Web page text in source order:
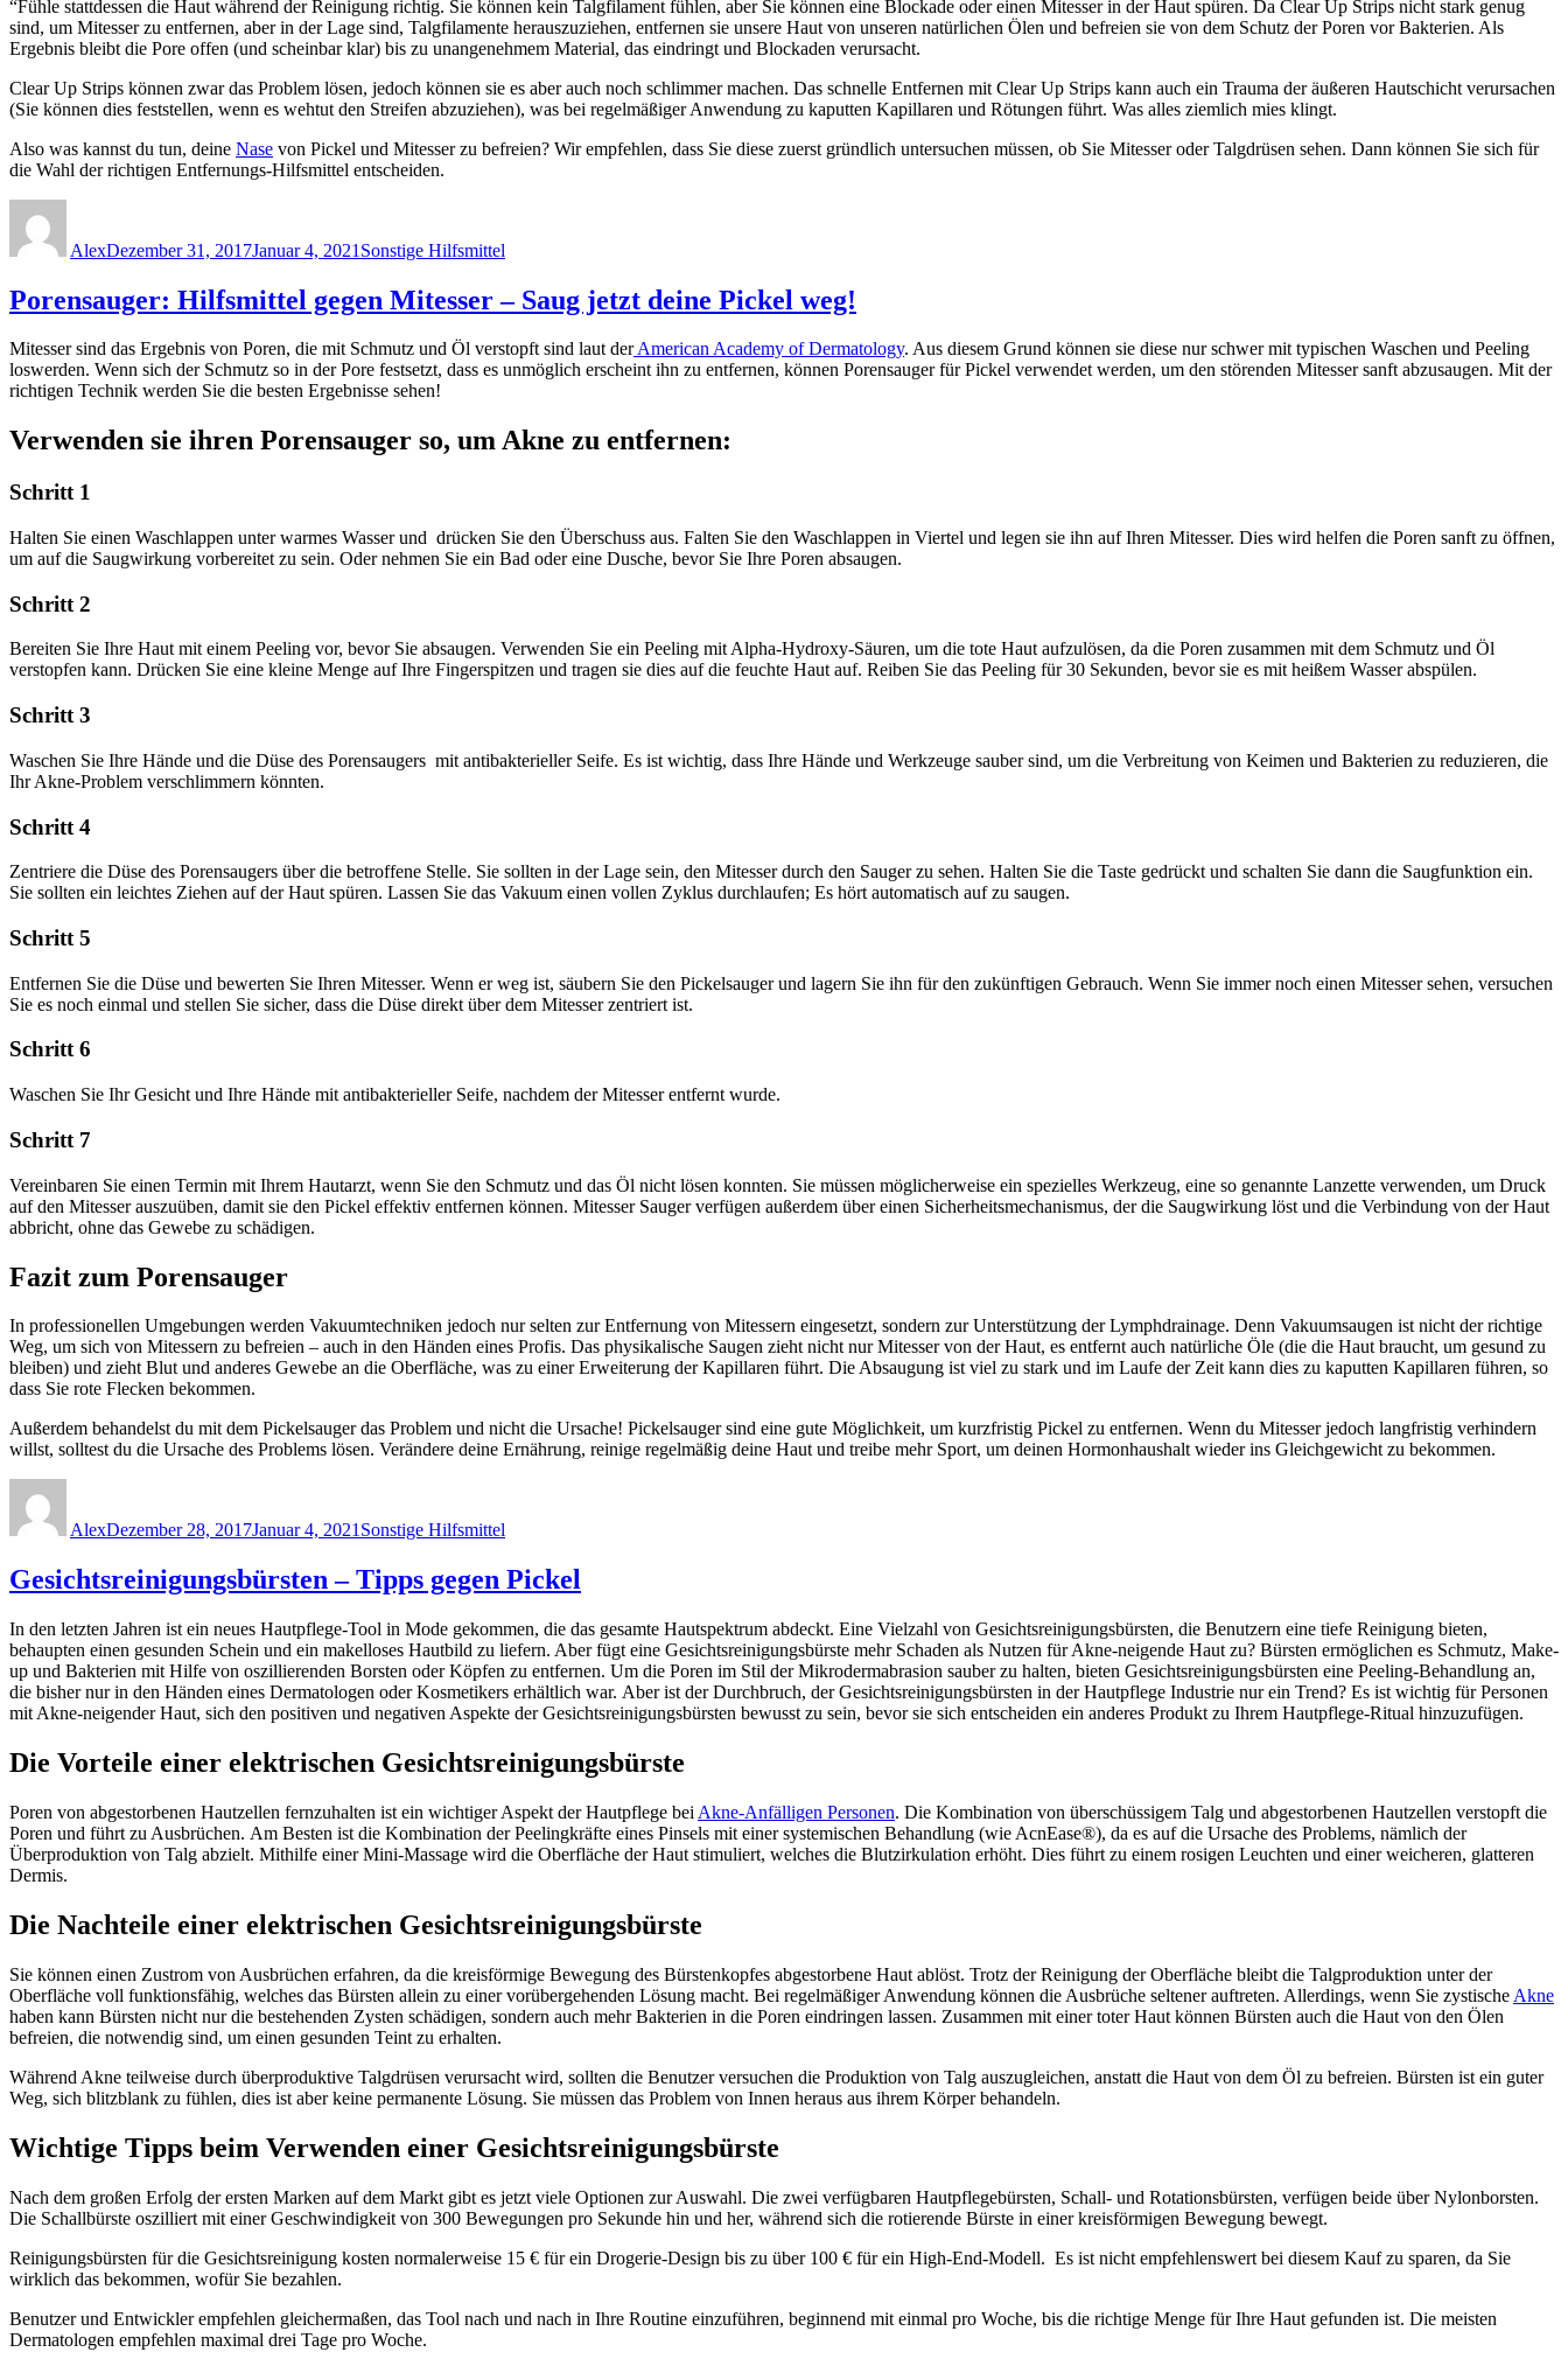
“Fühle stattdessen die Haut während der Reinigung richtig. Sie können kein Talgfilament fühlen, aber Sie können eine Blockade oder einen Mitesser in der Haut spüren. Da Clear Up Strips nicht stark genug
sind, um Mitesser zu entfernen, aber in der Lage sind, Talgfilamente herauszuziehen, entfernen sie unsere Haut von unseren natürlichen Ölen und befreien sie von dem Schutz der Poren vor Bakterien. Als
Ergebnis bleibt die Pore offen (und scheinbar klar) bis zu unangenehmem Material, das eindringt und Blockaden verursacht.
Clear Up Strips können zwar das Problem lösen, jedoch können sie es aber auch noch schlimmer machen. Das schnelle Entfernen mit Clear Up Strips kann auch ein Trauma der äußeren Hautschicht verursachen
(Sie können dies feststellen, wenn es wehtut den Streifen abzuziehen), was bei regelmäßiger Anwendung zu kaputten Kapillaren und Rötungen führt. Was alles ziemlich mies klingt.
Also was kannst du tun, deine Nase von Pickel und Mitesser zu befreien? Wir empfehlen, dass Sie diese zuerst gründlich untersuchen müssen, ob Sie Mitesser oder Talgdrüsen sehen. Dann können Sie sich für
die Wahl der richtigen Entfernungs-Hilfsmittel entscheiden.
AlexDezember 31, 2017Januar 4, 2021 Sonstige Hilfsmittel
Porensauger: Hilfsmittel gegen Mitesser – Saug jetzt deine Pickel weg!
Mitesser sind das Ergebnis von Poren, die mit Schmutz und Öl verstopft sind laut derAmerican Academy of Dermatology. Aus diesem Grund können sie diese nur schwer mit typischen Waschen und Peeling
loswerden. Wenn sich der Schmutz so in der Pore festsetzt, dass es unmöglich erscheint ihn zu entfernen, können Porensauger für Pickel verwendet werden, um den störenden Mitesser sanft abzusaugen. Mit der
richtigen Technik werden Sie die besten Ergebnisse sehen!
Verwenden sie ihren Porensauger so, um Akne zu entfernen:
Schritt 1
Halten Sie einen Waschlappen unter warmes Wasser und drücken Sie den Überschuss aus. Falten Sie den Waschlappen in Viertel und legen sie ihn auf Ihren Mitesser. Dies wird helfen die Poren sanft zu öffnen,
um auf die Saugwirkung vorbereitet zu sein. Oder nehmen Sie ein Bad oder eine Dusche, bevor Sie Ihre Poren absaugen.
Schritt 2
Bereiten Sie Ihre Haut mit einem Peeling vor, bevor Sie absaugen. Verwenden Sie ein Peeling mit Alpha-Hydroxy-Säuren, um die tote Haut aufzulösen, da die Poren zusammen mit dem Schmutz und Öl
verstopfen kann. Drücken Sie eine kleine Menge auf Ihre Fingerspitzen und tragen sie dies auf die feuchte Haut auf. Reiben Sie das Peeling für 30 Sekunden, bevor sie es mit heißem Wasser abspülen.
Schritt 3
Waschen Sie Ihre Hände und die Düse des Porensaugers mit antibakterieller Seife. Es ist wichtig, dass Ihre Hände und Werkzeuge sauber sind, um die Verbreitung von Keimen und Bakterien zu reduzieren, die
Ihr Akne-Problem verschlimmern könnten.
Schritt 4
Zentriere die Düse des Porensaugers über die betroffene Stelle. Sie sollten in der Lage sein, den Mitesser durch den Sauger zu sehen. Halten Sie die Taste gedrückt und schalten Sie dann die Saugfunktion ein.
Sie sollten ein leichtes Ziehen auf der Haut spüren. Lassen Sie das Vakuum einen vollen Zyklus durchlaufen; Es hört automatisch auf zu saugen.
Schritt 5
Entfernen Sie die Düse und bewerten Sie Ihren Mitesser. Wenn er weg ist, säubern Sie den Pickelsauger und lagern Sie ihn für den zukünftigen Gebrauch. Wenn Sie immer noch einen Mitesser sehen, versuchen
Sie es noch einmal und stellen Sie sicher, dass die Düse direkt über dem Mitesser zentriert ist.
Schritt 6
Waschen Sie Ihr Gesicht und Ihre Hände mit antibakterieller Seife, nachdem der Mitesser entfernt wurde.
Schritt 7
Vereinbaren Sie einen Termin mit Ihrem Hautarzt, wenn Sie den Schmutz und das Öl nicht lösen konnten. Sie müssen möglicherweise ein spezielles Werkzeug, eine so genannte Lanzette verwenden, um Druck
auf den Mitesser auszuüben, damit sie den Pickel effektiv entfernen können. Mitesser Sauger verfügen außerdem über einen Sicherheitsmechanismus, der die Saugwirkung löst und die Verbindung von der Haut
abbricht, ohne das Gewebe zu schädigen.
Fazit zum Porensauger
In professionellen Umgebungen werden Vakuumtechniken jedoch nur selten zur Entfernung von Mitessern eingesetzt, sondern zur Unterstützung der Lymphdrainage. Denn Vakuumsaugen ist nicht der richtige
Weg, um sich von Mitessern zu befreien – auch in den Händen eines Profis. Das physikalische Saugen zieht nicht nur Mitesser von der Haut, es entfernt auch natürliche Öle (die die Haut braucht, um gesund zu
bleiben) und zieht Blut und anderes Gewebe an die Oberfläche, was zu einer Erweiterung der Kapillaren führt. Die Absaugung ist viel zu stark und im Laufe der Zeit kann dies zu kaputten Kapillaren führen, so
dass Sie rote Flecken bekommen.
Außerdem behandelst du mit dem Pickelsauger das Problem und nicht die Ursache! Pickelsauger sind eine gute Möglichkeit, um kurzfristig Pickel zu entfernen. Wenn du Mitesser jedoch langfristig verhindern
willst, solltest du die Ursache des Problems lösen. Verändere deine Ernährung, reinige regelmäßig deine Haut und treibe mehr Sport, um deinen Hormonhaushalt wieder ins Gleichgewicht zu bekommen.
AlexDezember 28, 2017Januar 4, 2021Sonstige Hilfsmittel
Gesichtsreinigungsbürsten – Tipps gegen Pickel
In den letzten Jahren ist ein neues Hautpflege-Tool in Mode gekommen, die das gesamte Hautspektrum abdeckt. Eine Vielzahl von Gesichtsreinigungsbürsten, die Benutzern eine tiefe Reinigung bieten,
behaupten einen gesunden Schein und ein makelloses Hautbild zu liefern. Aber fügt eine Gesichtsreinigungsbürste mehr Schaden als Nutzen für Akne-neigende Haut zu? Bürsten ermöglichen es Schmutz, Make-
up und Bakterien mit Hilfe von oszillierenden Borsten oder Köpfen zu entfernen. Um die Poren im Stil der Mikrodermabrasion sauber zu halten, bieten Gesichtsreinigungsbürsten eine Peeling-Behandlung an,
die bisher nur in den Händen eines Dermatologen oder Kosmetikers erhältlich war. Aber ist der Durchbruch, der Gesichtsreinigungsbürsten in der Hautpflege Industrie nur ein Trend? Es ist wichtig für Personen
mit Akne-neigender Haut, sich den positiven und negativen Aspekte der Gesichtsreinigungsbürsten bewusst zu sein, bevor sie sich entscheiden ein anderes Produkt zu Ihrem Hautpflege-Ritual hinzuzufügen.
Die Vorteile einer elektrischen Gesichtsreinigungsbürste
Poren von abgestorbenen Hautzellen fernzuhalten ist ein wichtiger Aspekt der Hautpflege bei Akne-Anfälligen Personen. Die Kombination von überschüssigem Talg und abgestorbenen Hautzellen verstopft die
Poren und führt zu Ausbrüchen. Am Besten ist die Kombination der Peelingkräfte eines Pinsels mit einer systemischen Behandlung (wie AcnEase®), da es auf die Ursache des Problems, nämlich der
Überproduktion von Talg abzielt. Mithilfe einer Mini-Massage wird die Oberfläche der Haut stimuliert, welches die Blutzirkulation erhöht. Dies führt zu einem rosigen Leuchten und einer weicheren, glatteren
Dermis.
Die Nachteile einer elektrischen Gesichtsreinigungsbürste
Sie können einen Zustrom von Ausbrüchen erfahren, da die kreisförmige Bewegung des Bürstenkopfes abgestorbene Haut ablöst. Trotz der Reinigung der Oberfläche bleibt die Talgproduktion unter der
Oberfläche voll funktionsfähig, welches das Bürsten allein zu einer vorübergehenden Lösung macht. Bei regelmäßiger Anwendung können die Ausbrüche seltener auftreten. Allerdings, wenn Sie zystische Akne
haben kann Bürsten nicht nur die bestehenden Zysten schädigen, sondern auch mehr Bakterien in die Poren eindringen lassen. Zusammen mit einer toter Haut können Bürsten auch die Haut von den Ölen
befreien, die notwendig sind, um einen gesunden Teint zu erhalten.
Während Akne teilweise durch überproduktive Talgdrüsen verursacht wird, sollten die Benutzer versuchen die Produktion von Talg auszugleichen, anstatt die Haut von dem Öl zu befreien. Bürsten ist ein guter
Weg, sich blitzblank zu fühlen, dies ist aber keine permanente Lösung. Sie müssen das Problem von Innen heraus aus ihrem Körper behandeln.
Wichtige Tipps beim Verwenden einer Gesichtsreinigungsbürste
Nach dem großen Erfolg der ersten Marken auf dem Markt gibt es jetzt viele Optionen zur Auswahl. Die zwei verfügbaren Hautpflegebürsten, Schall- und Rotationsbürsten, verfügen beide über Nylonborsten.
Die Schallbürste oszilliert mit einer Geschwindigkeit von 300 Bewegungen pro Sekunde hin und her, während sich die rotierende Bürste in einer kreisförmigen Bewegung bewegt.
Reinigungsbürsten für die Gesichtsreinigung kosten normalerweise 15 € für ein Drogerie-Design bis zu über 100 € für ein High-End-Modell. Es ist nicht empfehlenswert bei diesem Kauf zu sparen, da Sie
wirklich das bekommen, wofür Sie bezahlen.
Benutzer und Entwickler empfehlen gleichermaßen, das Tool nach und nach in Ihre Routine einzuführen, beginnend mit einmal pro Woche, bis die richtige Menge für Ihre Haut gefunden ist. Die meisten
Dermatologen empfehlen maximal drei Tage pro Woche.